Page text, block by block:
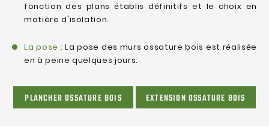
fonction des plans établis définitifs et le choix en
matière d'isolation.
La pose : La pose des murs ossature bois est réalisée
en à peine quelques jours.
PLANCHER OSSATURE BOIS EXTENSION OSSATURE BOIS